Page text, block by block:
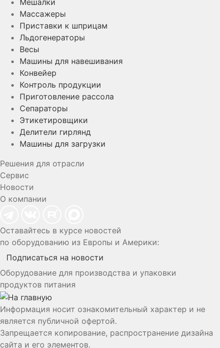
Мешалки
Массажеры
Приставки к шприцам
Льдогенераторы
Весы
Машины для навешивания
Конвейер
Контроль продукции
Приготовление рассола
Сепараторы
Этикетировщики
Делители гирлянд
Машины для загрузки
Решения для отрасли
Сервис
Новости
О компании
Оставайтесь в курсе новостей
по оборудованию из Европы и Америки:
Подписаться на новости
Оборудование для производства и упаковки
продуктов питания
Информация носит ознакомительный характер и не
является публичной офертой.
Запрещается копирование, распространение дизайна
сайта и его элементов.